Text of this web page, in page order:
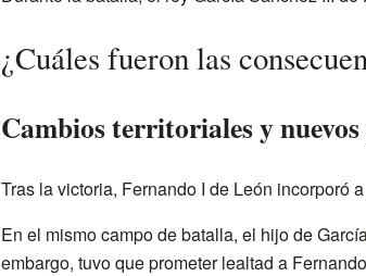
¿Cuáles fueron las
Cambios territoriales y
Tras la victoria, Fernando I de León incorporó
En el mismo campo de batalla, el hijo de
embargo, tuvo que prometer lealtad a